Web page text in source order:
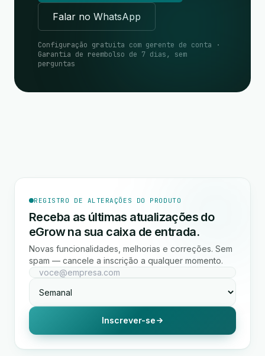
Falar no WhatsApp
Configuração gratuita com gerente de conta ·
Garantia de reembolso de 7 dias, sem
perguntas
REGISTRO DE ALTERAÇÕES DO PRODUTO
Receba as últimas atualizações do
eGrow na sua caixa de entrada.
Novas funcionalidades, melhorias e correções. Sem
spam — cancele a inscrição a qualquer momento.
Inscrever-se